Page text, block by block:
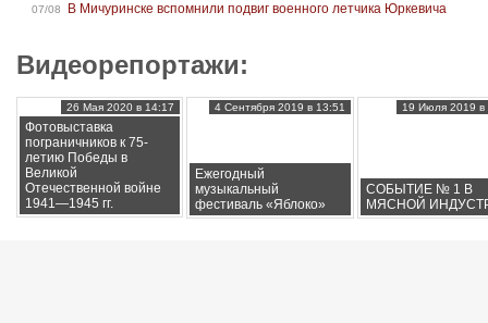
07/08 В Мичуринске вспомнили подвиг военного летчика Юркевича
Видеорепортажи:
Фотовыставка
пограничников к 75-
летию Победы в
Великой
Отечественной войне
1941—1945 гг.
26 Мая 2020 в 14:17
Ежегодный
музыкальный
фестиваль «Яблоко»
4 Сентября 2019 в 13:51
СОБЫТИЕ № 1 В
МЯСНОЙ
19 Июля 2019 в